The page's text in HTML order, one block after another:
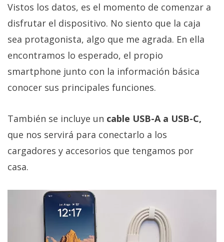
Vistos los datos, es el momento de comenzar a
disfrutar el dispositivo. No siento que la caja
sea protagonista, algo que me agrada. En ella
encontramos lo esperado, el propio
smartphone junto con la información básica
conocer sus principales funciones.
También se incluye un cable USB-A a USB-C,
que nos servirá para conectarlo a los
cargadores y accesorios que tengamos por
casa.